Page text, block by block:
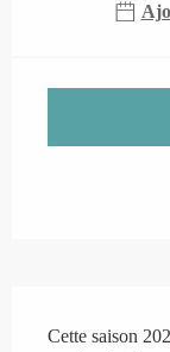
Cette saison